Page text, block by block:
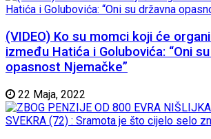
(VIDEO) Ko su momci koji će
između Hatića i Golubovića: “Oni
opasnost Njemačke”
22 Maja, 2022